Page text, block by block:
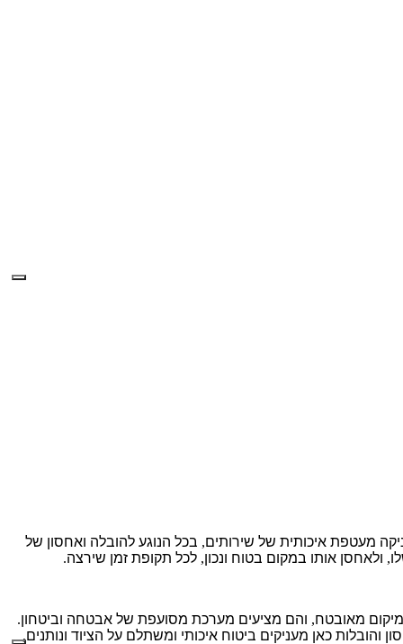
מעטפת איכותית של שירותים, בכל הנוגע להובלה ואחסון של
, ולאחסן אותו במקום בטוח ונכון, לכל תקופת זמן שירצה.
מאובטח, והם מציעים מערכת מסועפת של אבטחה וביטחון.
והובלות כאן מעניקים ביטוח איכותי ומשתלם על הציוד ונותנים,